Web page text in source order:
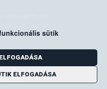
sütik
ELFOGADÁSA
biztonsági Hivatal
Budapest. Pf. 30.
80/263-244
336-9000